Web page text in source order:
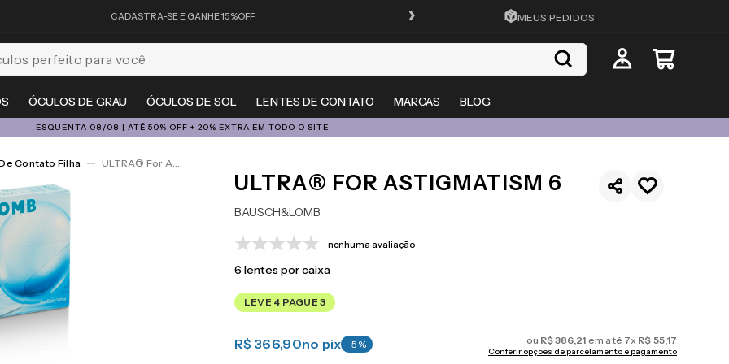
CADASTRA-SE E GANHE 15%OFF FRETE GRÁTIS EM TODO O SITE
MEUS PEDIDOS
ÓCULOS DE GRAU ÓCULOS DE SOL LENTES DE CONTATO MARCAS BLOG
para você
ESQUENTA 08/08 | ATÉ 50% OFF + 20% EXTRA EM TODO O SITE
Contato Filha ULTRA® For Astigmatism 6
ULTRA® FOR ASTIGMATISM 6
BAUSCH&LOMB
nenhuma avaliação
6 lentes por caixa
LEVE 4 PAGUE 3
R$ 366,90no pix -5 % ou R$386,21 em até 7x R$ 55,17
Conferir opções de parcelamento e pagamento